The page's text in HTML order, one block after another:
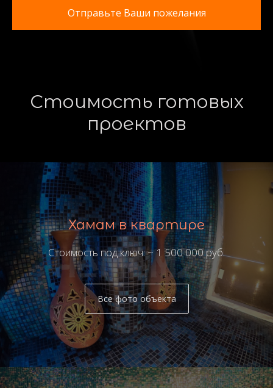
Отправьте Ваши пожелания
Стоимость готовых
проектов
Хамам в квартире
Стоимость под ключ: ~ 1 500 000 руб.
Все фото объекта